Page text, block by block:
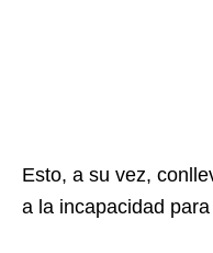
Esto, a su vez,
a la incapacidad